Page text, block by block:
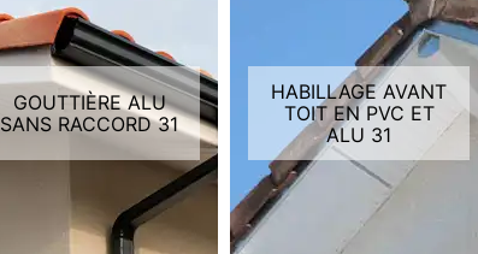
GOUTTIÈRE ALU
SANS RACCORD 31
HABILLAGE AVANT
TOIT EN PVC ET
ALU 31